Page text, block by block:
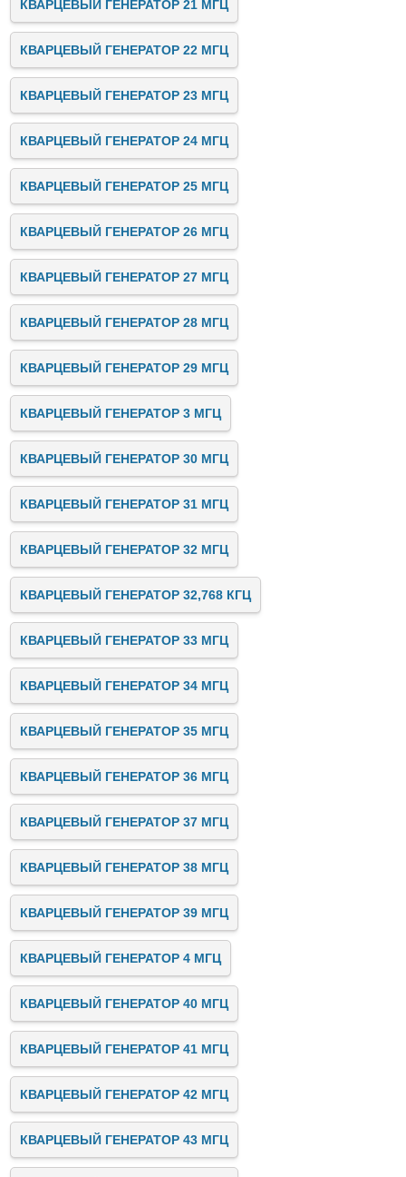
КВАРЦЕВЫЙ ГЕНЕРАТОР 21 МГЦ
КВАРЦЕВЫЙ ГЕНЕРАТОР 22 МГЦ
КВАРЦЕВЫЙ ГЕНЕРАТОР 23 МГЦ
КВАРЦЕВЫЙ ГЕНЕРАТОР 24 МГЦ
КВАРЦЕВЫЙ ГЕНЕРАТОР 25 МГЦ
КВАРЦЕВЫЙ ГЕНЕРАТОР 26 МГЦ
КВАРЦЕВЫЙ ГЕНЕРАТОР 27 МГЦ
КВАРЦЕВЫЙ ГЕНЕРАТОР 28 МГЦ
КВАРЦЕВЫЙ ГЕНЕРАТОР 29 МГЦ
КВАРЦЕВЫЙ ГЕНЕРАТОР 3 МГЦ
КВАРЦЕВЫЙ ГЕНЕРАТОР 30 МГЦ
КВАРЦЕВЫЙ ГЕНЕРАТОР 31 МГЦ
КВАРЦЕВЫЙ ГЕНЕРАТОР 32 МГЦ
КВАРЦЕВЫЙ ГЕНЕРАТОР 32,768 КГЦ
КВАРЦЕВЫЙ ГЕНЕРАТОР 33 МГЦ
КВАРЦЕВЫЙ ГЕНЕРАТОР 34 МГЦ
КВАРЦЕВЫЙ ГЕНЕРАТОР 35 МГЦ
КВАРЦЕВЫЙ ГЕНЕРАТОР 36 МГЦ
КВАРЦЕВЫЙ ГЕНЕРАТОР 37 МГЦ
КВАРЦЕВЫЙ ГЕНЕРАТОР 38 МГЦ
КВАРЦЕВЫЙ ГЕНЕРАТОР 39 МГЦ
КВАРЦЕВЫЙ ГЕНЕРАТОР 4 МГЦ
КВАРЦЕВЫЙ ГЕНЕРАТОР 40 МГЦ
КВАРЦЕВЫЙ ГЕНЕРАТОР 41 МГЦ
КВАРЦЕВЫЙ ГЕНЕРАТОР 42 МГЦ
КВАРЦЕВЫЙ ГЕНЕРАТОР 43 МГЦ